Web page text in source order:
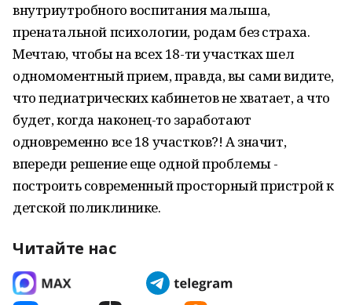
внутриутробного воспитания малыша,
пренатальной психологии, родам без страха.
Мечтаю, чтобы на всех 18-ти участках шел
одномоментный прием, правда, вы сами видите,
что педиатрических кабинетов не хватает, а что
будет, когда наконец-то заработают
одновременно все 18 участков?! А значит,
впереди решение еще одной проблемы -
построить современный просторный пристрой к
детской поликлинике.
Читайте нас